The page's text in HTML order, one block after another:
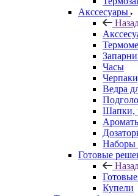
Аксcесуары
Часы
Ведра
Шапки,
Наборы
Готовые
Купели